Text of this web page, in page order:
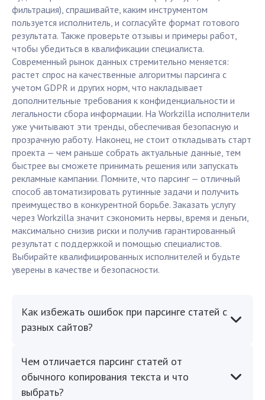
фильтрация), спрашивайте, каким инструментом
пользуется исполнитель, и согласуйте формат готового
результата. Также проверьте отзывы и примеры работ,
чтобы убедиться в квалификации специалиста.
Современный рынок данных стремительно меняется:
растет спрос на качественные алгоритмы парсинга с
учетом GDPR и других норм, что накладывает
дополнительные требования к конфиденциальности и
легальности сбора информации. На Workzilla исполнители
уже учитывают эти тренды, обеспечивая безопасную и
прозрачную работу. Наконец, не стоит откладывать старт
проекта — чем раньше собрать актуальные данные, тем
быстрее вы сможете принимать решения или запускать
рекламные кампании. Помните, что парсинг — отличный
способ автоматизировать рутинные задачи и получить
преимущество в конкурентной борьбе. Заказать услугу
через Workzilla значит сэкономить нервы, время и деньги,
максимально снизив риски и получив гарантированный
результат с поддержкой и помощью специалистов.
Выбирайте квалифицированных исполнителей и будьте
уверены в качестве и безопасности.
Как избежать ошибок при парсинге статей с
разных сайтов?
Чем отличается парсинг статей от
обычного копирования текста и что
выбрать?